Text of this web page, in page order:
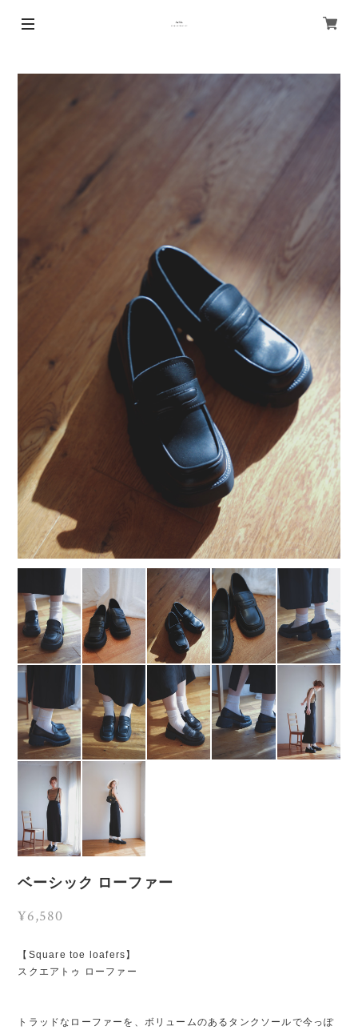
ベーシック ローファー
¥6,580
【Square toe loafers】
スクエアトゥ ローファー
トラッドなローファーを、ボリュームのあるタンクソールで今っぽ